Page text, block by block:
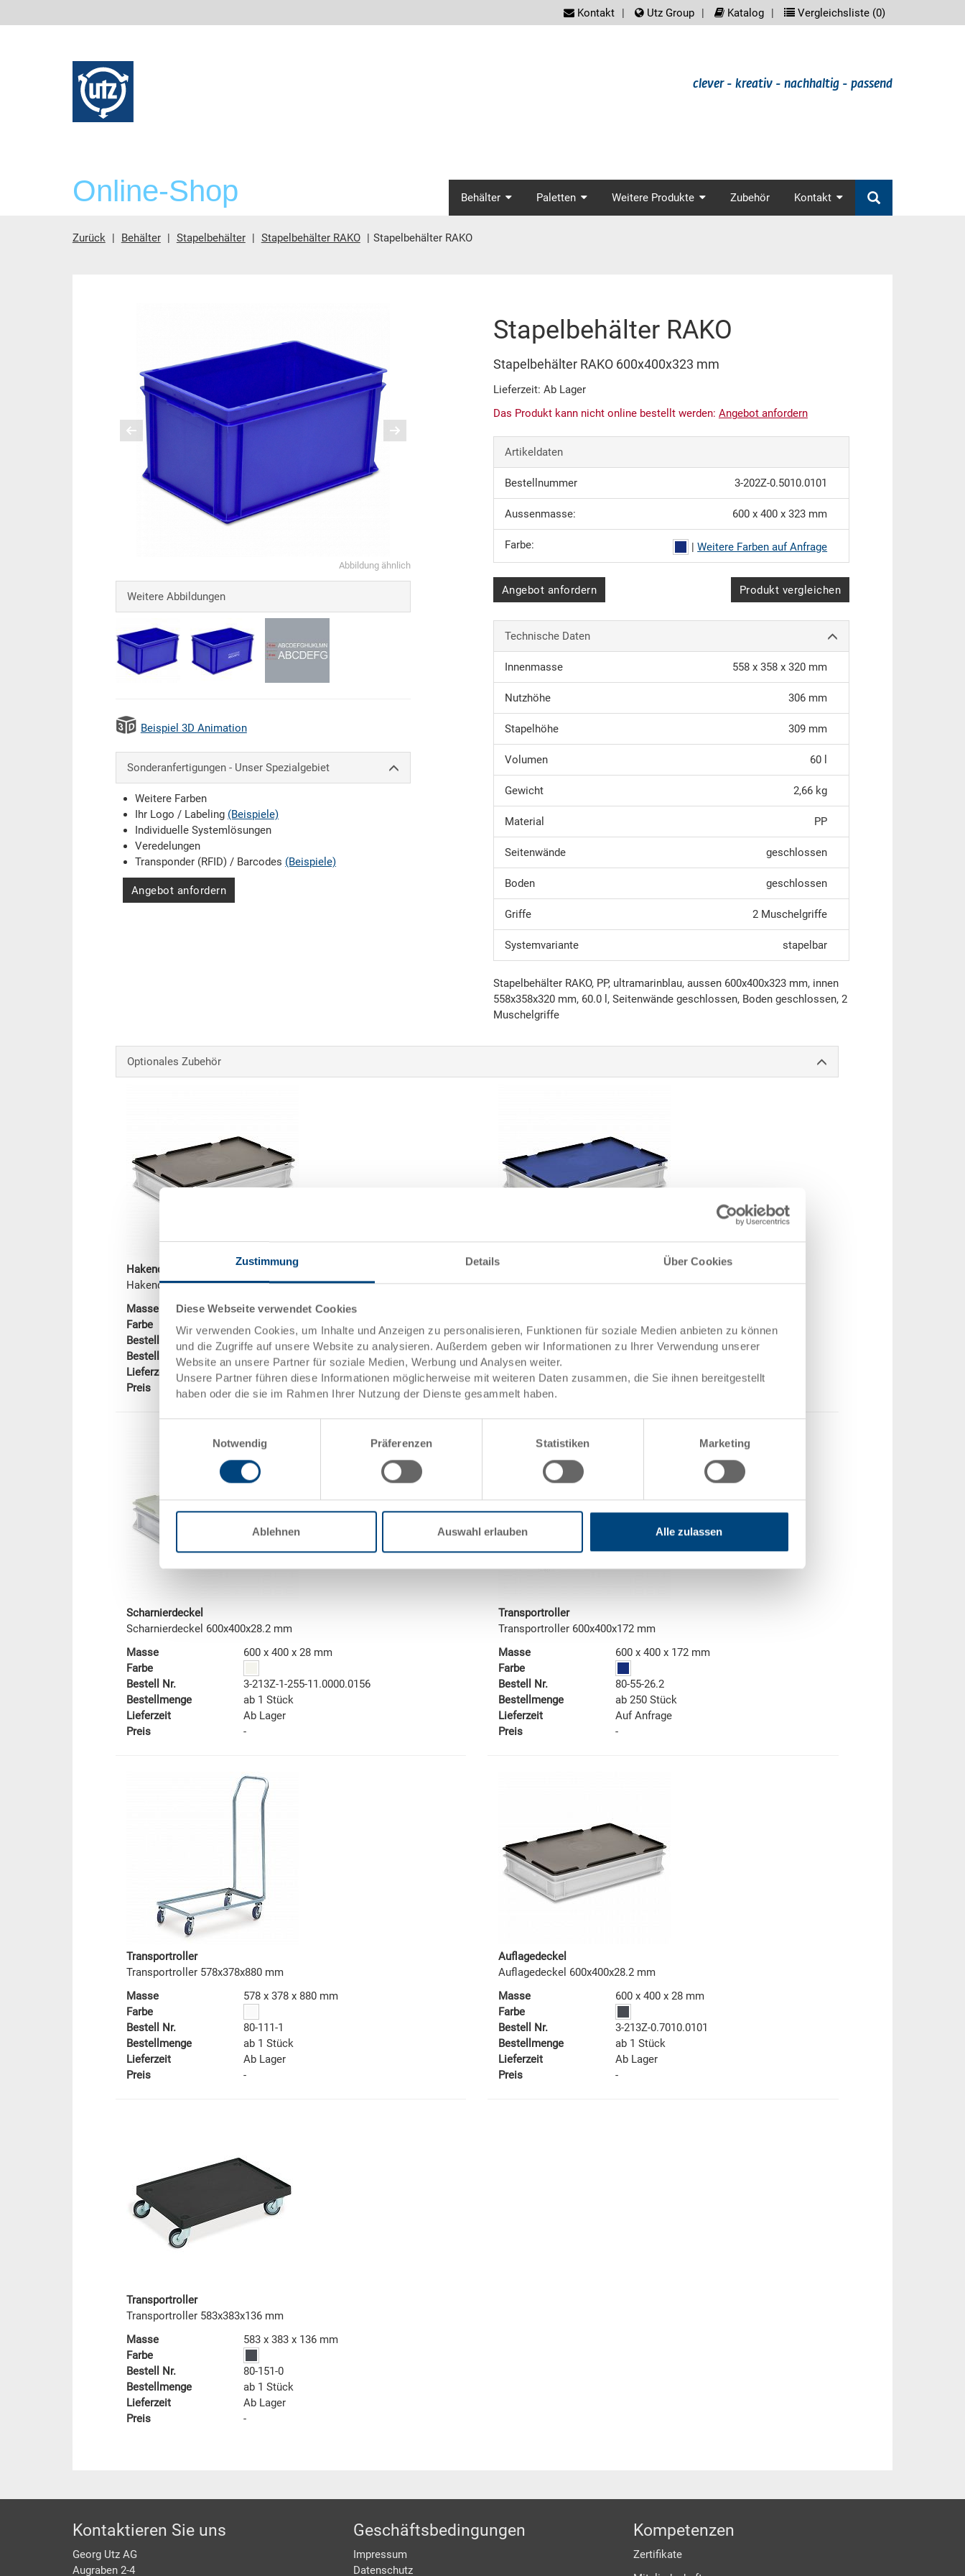
Zustimmung Details Über Cookies
Diese Webseite verwendet Cookies
Wir verwenden Cookies, um Inhalte und Anzeigen zu personalisieren, Funktionen für soziale Medien anbieten zu können
und die Zugriffe auf unsere Website zu analysieren. Außerdem geben wir Informationen zu Ihrer Verwendung unserer
Website an unsere Partner für soziale Medien, Werbung und Analysen weiter.
Unsere Partner führen diese Informationen möglicherweise mit weiteren Daten zusammen, die Sie ihnen bereitgestellt
haben oder die sie im Rahmen Ihrer Nutzung der Dienste gesammelt haben.
Notwendig
Präferenzen Statistiken Marketing
Ablehnen Auswahl erlauben Alle zulassen
screenreader.meta_nav
Kontakt Utz Group Katalog Vergleichsliste (0)
clever - kreativ - nachhaltig - passend
Online-Shop screenreader.main_nav
Behälter Paletten Weitere Produkte Zubehör Kontakt
Zurück Behälter Stapelbehälter Stapelbehälter RAKO Stapelbehälter RAKO
Abbildung ähnlich
Weitere Abbildungen
Beispiel 3D Animation
Sonderanfertigungen - Unser Spezialgebiet
Weitere Farben
Ihr Logo / Labeling (Beispiele)
Individuelle Systemlösungen
Veredelungen
Transponder (RFID) / Barcodes (Beispiele)
Angebot anfordern
Stapelbehälter RAKO
Stapelbehälter RAKO 600x400x323 mm
Lieferzeit: Ab Lager
Das Produkt kann nicht online bestellt werden: Angebot anfordern
Artikeldaten
Bestellnummer 3-202Z-0.5010.0101
Aussenmasse: 600 x 400 x 323 mm
Farbe: |Weitere Farben auf Anfrage
Angebot anfordern Produkt vergleichen
Technische Daten
Innenmasse 558 x 358 x 320 mm
Nutzhöhe 306 mm
Stapelhöhe 309 mm
Volumen 60 l
Gewicht 2,66 kg
Material PP
Seitenwände geschlossen
Boden geschlossen
Griffe 2 Muschelgriffe
Systemvariante stapelbar
Stapelbehälter RAKO, PP, ultramarinblau, aussen 600x400x323 mm, innen
558x358x320 mm, 60.0 l, Seitenwände geschlossen, Boden geschlossen, 2
Muschelgriffe
Optionales Zubehör
Hakendeckel
Hakendeckel 600x400x28 mm
Masse
600 x 400 x 28 mm
Farbe
Bestell Nr.
3-213Z-2-11.7010.0101
Bestellmenge
ab 1 Stück
Lieferzeit
Ab Lager
Preis
-
Scharnierdeckel
Scharnierdeckel 600x400x28 mm
Bestell Nr.
3-213Z-1-11.5010.0101
Bestellmenge
Lieferzeit
Ab Lager
Preis
Scharnierdeckel
Scharnierdeckel 600x400x28.2 mm
Masse
600 x 400 x 28 mm
Farbe
Bestell Nr.
3-213Z-1-255-11.0000.0156
Bestellmenge
ab 1 Stück
Lieferzeit
Ab Lager
Preis
-
Transportroller
Transportroller 600x400x172 mm
Masse
600 x 400 x 172 mm
Farbe
Bestell Nr.
80-55-26.2
Bestellmenge
ab 250 Stück
Lieferzeit
Auf Anfrage
Preis
-
Transportroller
Transportroller 578x378x880 mm
Masse
578 x 378 x 880 mm
Farbe
Bestell Nr.
80-111-1
Bestellmenge
ab 1 Stück
Lieferzeit
Ab Lager
Preis
-
Auflagedeckel
Auflagedeckel 600x400x28.2 mm
Masse
600 x 400 x 28 mm
Farbe
Bestell Nr.
3-213Z-0.7010.0101
Bestellmenge
ab 1 Stück
Lieferzeit
Ab Lager
Preis
-
Transportroller
Transportroller 583x383x136 mm
Masse
583 x 383 x 136 mm
Farbe
Bestell Nr.
80-151-0
Bestellmenge
ab 1 Stück
Lieferzeit
Ab Lager
Preis
-
Footer
Kontaktieren Sie uns
Georg Utz AG
Augraben 2-4
Geschäftsbedingungen
Impressum
Datenschutz
Kompetenzen
Zertifikate